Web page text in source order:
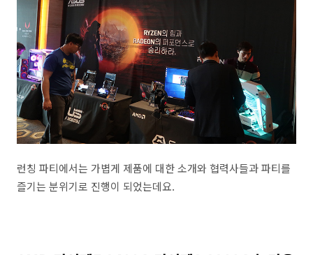
런칭 파티에서는 가볍게 제품에 대한 소개와 협력사들과 파티를
즐기는 분위기로 진행이 되었는데요.